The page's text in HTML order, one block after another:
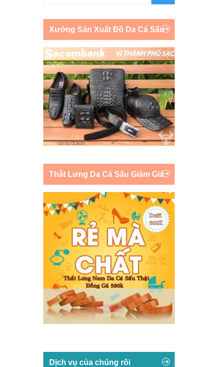
Xưởng Sản Xuất Đồ Da Cá Sấu
Thắt Lưng Da Cá Sấu Giảm Giá
Dịch vụ của chúng rôi